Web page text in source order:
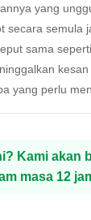
yang
secara semula
sama
yang perlu
Kami akan
masa 12